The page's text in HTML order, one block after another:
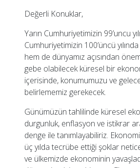
Değerli Konuklar,
Yarın Cumhuriyetimizin 99’uncu
Cumhuriyetimizin 100’üncü
hem de dünyamız açısından
gebe olabilecek küresel bir
içerisinde, konumumuzu ve
belirlememiz gerekecek.
Günümüzün tahlilinde küresel
durgunluk, enflasyon ve istikrar
denge ile tanımlayabiliriz.
üç yılda tecrübe ettiği şoklar
ve ülkemizde ekonominin